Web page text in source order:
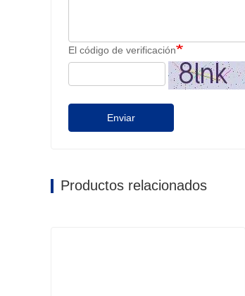
El código de verificación
Enviar
Productos relacionados